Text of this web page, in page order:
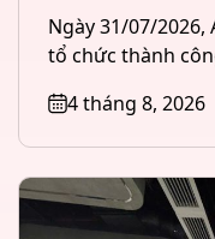
Ngày 31/07/2026,
tổ chức thành
4 tháng 8, 2026